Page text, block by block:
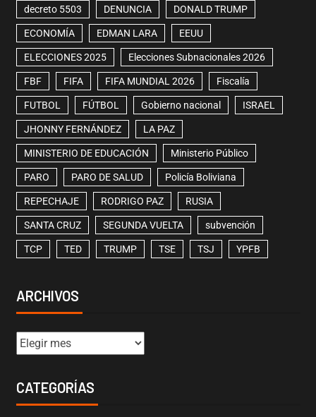
decreto 5503 DENUNCIA DONALD TRUMP
ECONOMÍA EDMAN LARA EEUU
ELECCIONES 2025 Elecciones Subnacionales 2026
FBF FIFA FIFA MUNDIAL 2026 Fiscalía
FUTBOL FÚTBOL Gobierno nacional ISRAEL
JHONNY FERNÁNDEZ LA PAZ
MINISTERIO DE EDUCACIÓN Ministerio Público
PARO PARO DE SALUD Policía Boliviana
REPECHAJE RODRIGO PAZ RUSIA
SANTA CRUZ SEGUNDA VUELTA subvención
TCP TED TRUMP TSE TSJ YPFB
ARCHIVOS
CATEGORÍAS